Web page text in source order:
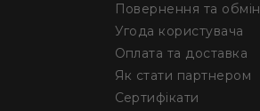
Повернення та обмін
Угода користувача
Оплата та доставка
Як стати партнером
Сертифікати